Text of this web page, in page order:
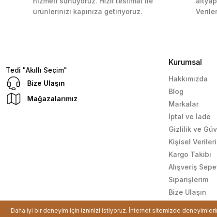
Daha iyi bir deneyim için izninizi istiyoruz. İnternet sitemizde
Mustafa Orhan | 25/07/2024
ürünlerinizi kapınıza getiriyoruz.
Tedi "Akıllı Seçim"
Bize Ulaşın
Mağazalarımız
Kurumsal
Hakkımızda
Blog
Markalar
İptal ve İade
Gizlilik ve
Kişisel
Kargo Takibi
Alışveriş
Siparişlerim
Bize Ulaşın
© Tüm hakları saklıdır. Kredi kartı bilgileriniz 256bit SSL